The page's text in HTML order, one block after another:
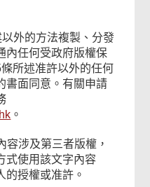
外的方法複製、分發
內任何受政府版權保
所述准許以外的任何
書面同意。有關申請
。
容涉及第三者版權，
式使用該文字內容
的授權或准許。